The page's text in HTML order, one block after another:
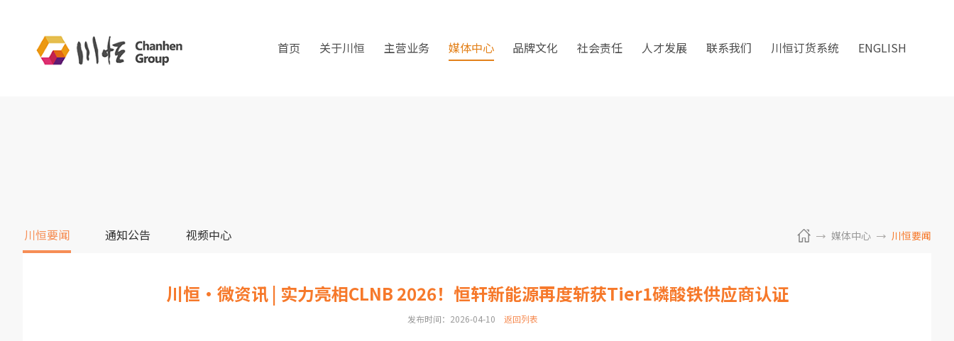
首页 关于川恒 主营业务 媒体中心 品牌文化 社会责任 人才发展 联系我们 川恒订货系统 ENGLISH
川恒要闻 通知公告 视频中心 媒体中心 川恒要闻
川恒·微资讯 | 实力亮相CLNB 2026！恒轩新能源再度斩获Tier1磷酸铁供应商认证
发布时间：2026-04-10 返回列表